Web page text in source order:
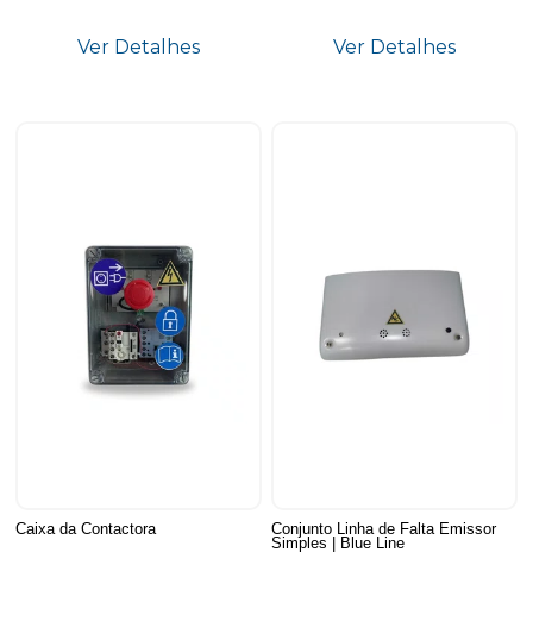
Ver Detalhes Ver Detalhes
Caixa da Contactora
Conjunto Linha de Falta Emissor
Simples | Blue Line